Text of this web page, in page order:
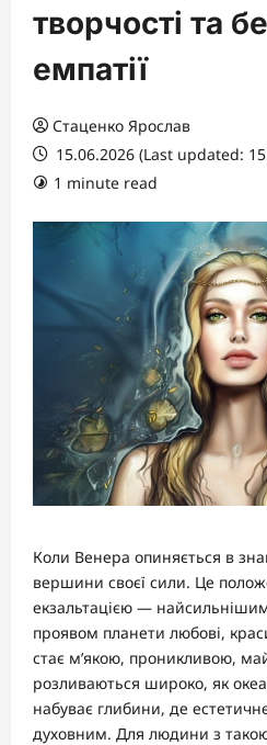
творчості та
емпатії
Стаценко Ярослав
15.06.2026 (Last updated:
1 minute read
Коли Венера опиняється в
вершини своєї сили. Це
екзальтацією —
проявом планети любові,
стає м’якою, проникливою,
розливаються широко, як
набуває глибини, де
духовним. Для людини з